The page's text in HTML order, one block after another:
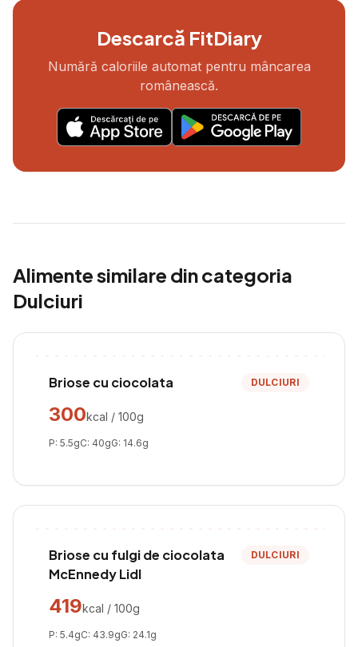
Descarcă FitDiary
Numără caloriile automat pentru mâncarea
românească.
Alimente similare din categoria
Dulciuri
Briose cu ciocolata DULCIURI
300kcal / 100g
P: 5.5gC: 40gG: 14.6g
Briose cu fulgi de ciocolata
McEnnedy Lidl
DULCIURI
419kcal / 100g
P: 5.4gC: 43.9gG: 24.1g